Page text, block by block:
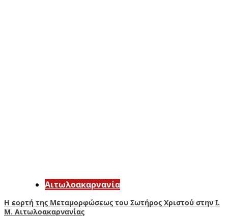
Αιτωλοακαρνανία
Η εορτή της Μεταμορφώσεως του Σωτήρος Χριστού στην Ι.
Μ. Αιτωλοακαρνανίας